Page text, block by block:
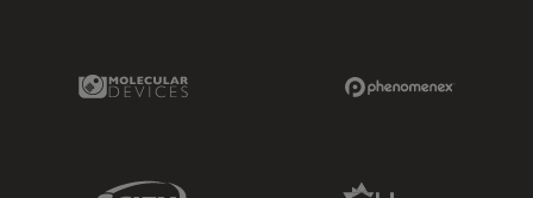
Molecular Devices Link
Sciex Link